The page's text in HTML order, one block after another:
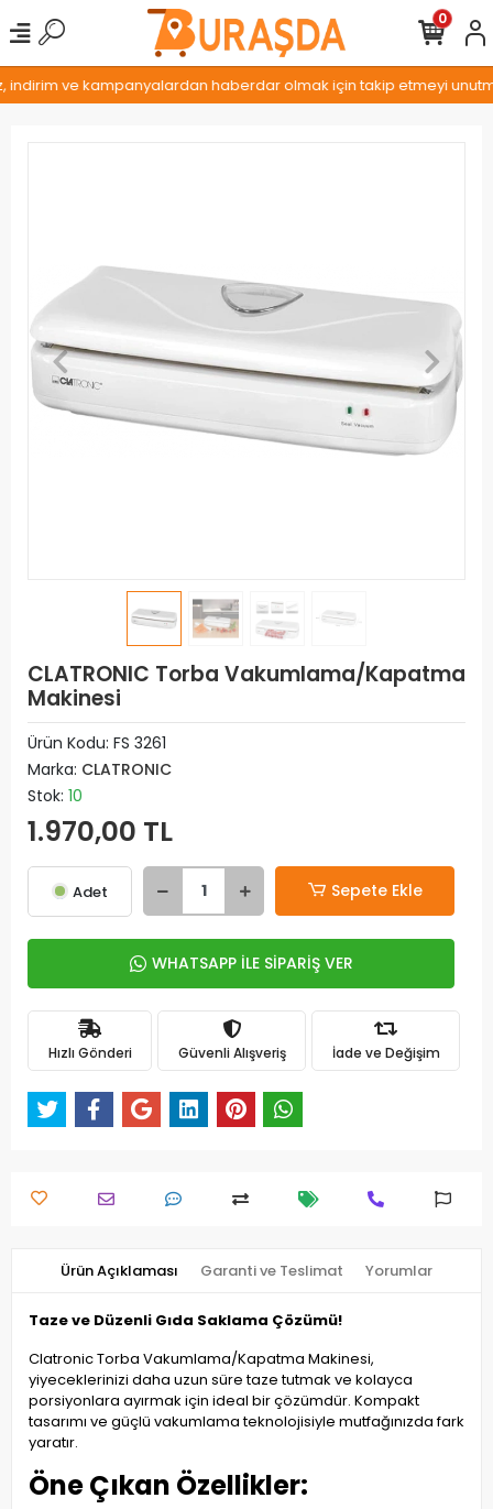
ve kampanyalardan haberdar olmak için takip etmeyi
0
CLATRONIC Torba Vakumlama/Kapatma
Makinesi
Ürün Kodu: FS 3261
Marka: CLATRONIC
Stok: 10
1.970,00 TL
Adet Sepete Ekle
WHATSAPP İLE SİPARİŞ VER
Hızlı Gönderi Güvenli Alışveriş İade ve Değişim
Ürün Açıklaması Garanti ve Teslimat Yorumlar
Taze ve Düzenli Gıda Saklama Çözümü!
Clatronic Torba Vakumlama/Kapatma Makinesi,
yiyeceklerinizi daha uzun süre taze tutmak ve kolayca
porsiyonlara ayırmak için ideal bir çözümdür. Kompakt
tasarımı ve güçlü vakumlama teknolojisiyle mutfağınızda fark
yaratır.
Öne Çıkan Özellikler: